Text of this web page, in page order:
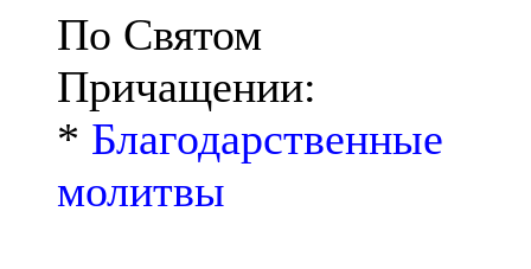
По Святом
Причащении:
* Благодарственные
молитвы